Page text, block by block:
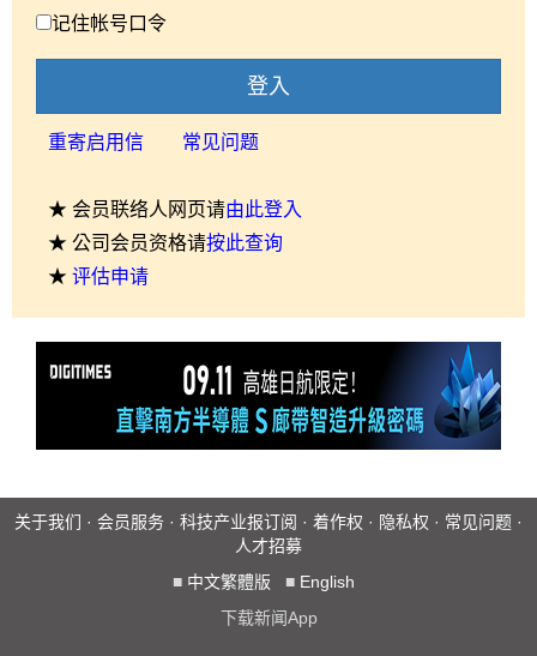
记住帐号口令
登入
重寄启用信 常见问题
★ 会员联络人网页请由此登入
★ 公司会员资格请按此查询
★ 评估申请
关于我们 · 会员服务 · 科技产业报订阅 · 着作权 · 隐私权 · 常见问题 ·
人才招募
■ 中文繁體版 ■ English
下载新闻App